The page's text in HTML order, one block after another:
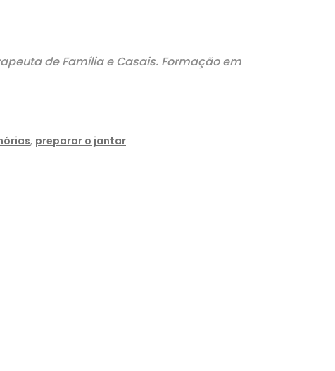
de Família e Casais. Formação em
, preparar o jantar